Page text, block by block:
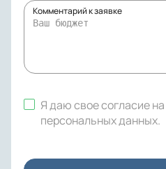
Комментарий к заявке
Я даю свое согласие на
персональных данных.